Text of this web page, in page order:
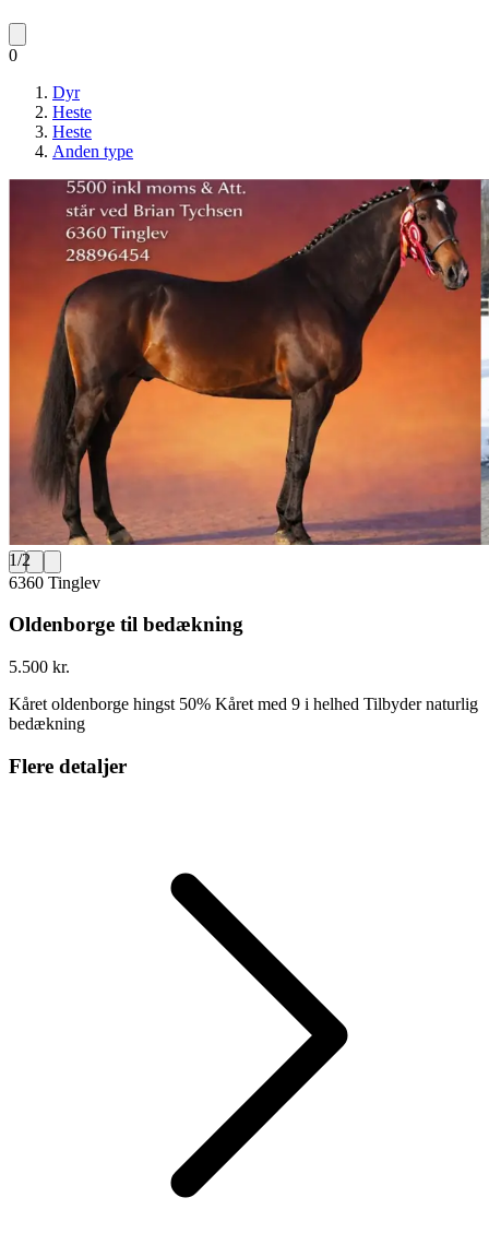
0
Dyr
Heste
Heste
Anden type
1/2
6360 Tinglev
Oldenborge til bedækning
5.500 kr.
Kåret oldenborge hingst 50% Kåret med 9 i helhed Tilbyder naturlig
bedækning
Flere detaljer